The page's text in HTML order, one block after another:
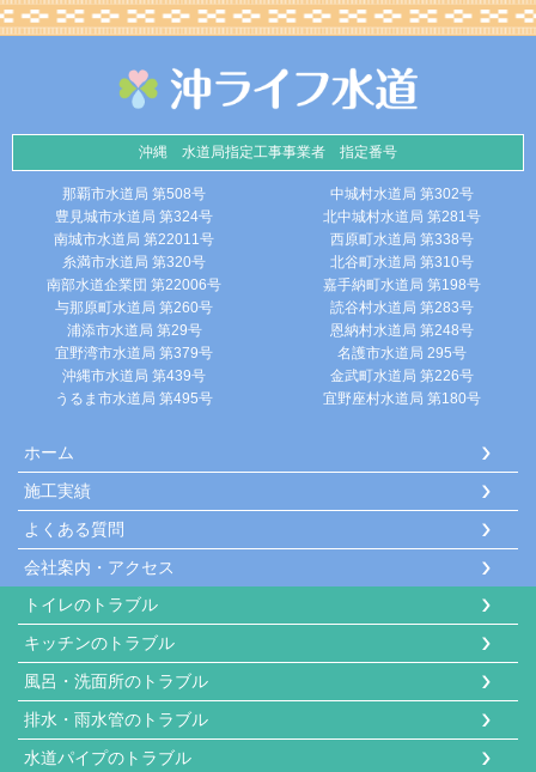
沖縄 水道局指定工事事業者 指定番号
那覇市水道局 第508号
豊見城市水道局 第324号
南城市水道局 第22011号
糸満市水道局 第320号
南部水道企業団 第22006号
与那原町水道局 第260号
浦添市水道局 第29号
宜野湾市水道局 第379号
沖縄市水道局 第439号
うるま市水道局 第495号
中城村水道局 第302号
北中城村水道局 第281号
西原町水道局 第338号
北谷町水道局 第310号
嘉手納町水道局 第198号
読谷村水道局 第283号
恩納村水道局 第248号
名護市水道局 295号
金武町水道局 第226号
宜野座村水道局 第180号
ホーム
施工実績
よくある質問
会社案内・アクセス
トイレのトラブル
キッチンのトラブル
風呂・洗面所のトラブル
排水・雨水管のトラブル
水道パイプのトラブル